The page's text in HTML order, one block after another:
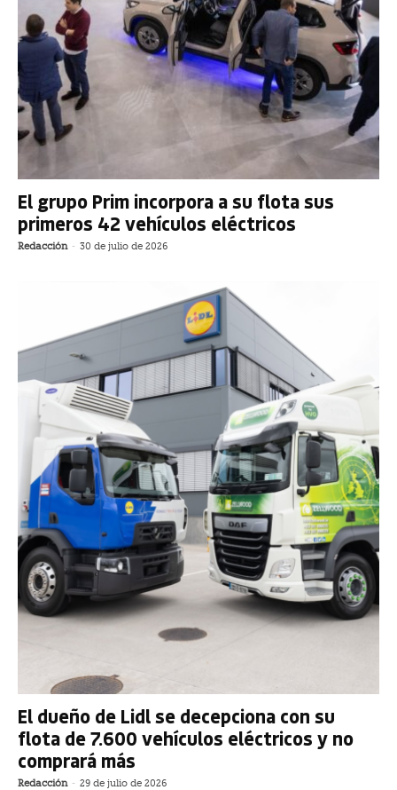
El grupo Prim incorpora a su flota sus
primeros 42 vehículos eléctricos
Redacción - 30 de julio de 2026
El dueño de Lidl se decepciona con su
flota de 7.600 vehículos eléctricos y no
comprará más
Redacción - 29 de julio de 2026